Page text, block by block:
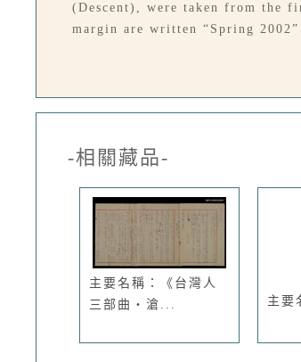
(Descent), were taken from the
margin are written “Spring
-相關藏品-
主要名稱：《台灣人
三部曲‧滄...
主要